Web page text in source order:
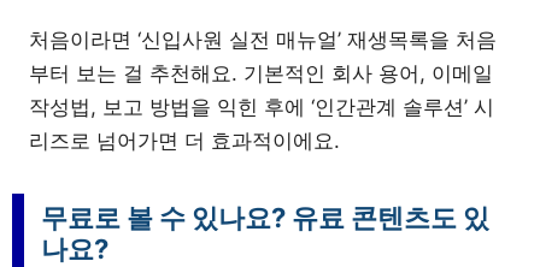
처음이라면 ‘신입사원 실전 매뉴얼’ 재생목록을 처음
부터 보는 걸 추천해요. 기본적인 회사 용어, 이메일
작성법, 보고 방법을 익힌 후에 ‘인간관계 솔루션’ 시
리즈로 넘어가면 더 효과적이에요.
무료로 볼 수 있나요? 유료 콘텐츠도 있
나요?